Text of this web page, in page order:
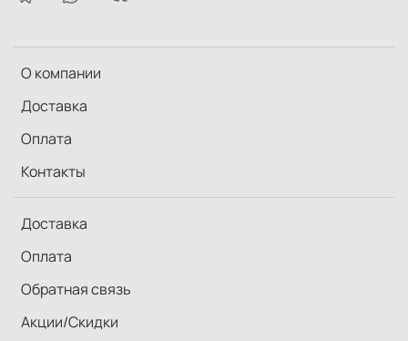
О компании
Доставка
Оплата
Контакты
Доставка
Оплата
Обратная связь
Акции/Скидки